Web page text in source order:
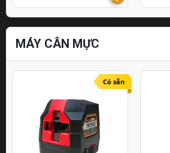
MÁY CÂN MỰC
Có sẵn